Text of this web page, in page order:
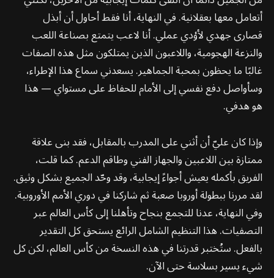
أتعامل معها بعقلانية. في النهاية، أنا فقط أحاول أن أبذل
قصارى جهدي لأؤدي عملي. أنا لاعب يتمتع بصناعة اللعب
والنزعة الهجومية، واللاعبون الذين يمتلكون مثل هذه الصفات
غالبًا ما يحظون بمحبة الجماهير. يسعدني سماع هذا الإطراء،
وسأواصل دفع نفسي إلى الأمام للحفاظ على مستواي — هذا
هو هدفي.
وإذا كان عليّ أن أثني على المدرب بالمقابل، فقد بنى علاقة
ممتازة بين اللاعبين والجهاز الفني وطاقم الدعم. كما قلت،
الفريق بأكمله يعيش أجواءً إيجابية، وقد وحّد الجميع بشكل وثيق.
لقد مررنا ببطولة أوروبا صعبة ثم شاركنا في دوري الأمم الأوروبية.
وفي النهاية، عدنا للتجمع بنجاح وتأهلنا إلى كأس العالم عبر
التصفيات. هذا التنظيم الشامل الرائع يستحق كل التقدير
بالفعل. ستُختبر قدرتنا في هذه النسخة من كأس العالم، لكن كل
شيء يسير بسلاسة حتى الآن.